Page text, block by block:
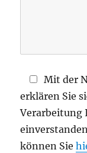
l
e
e
r
Mit der
erklären Sie
Verarbeitung
können Sie